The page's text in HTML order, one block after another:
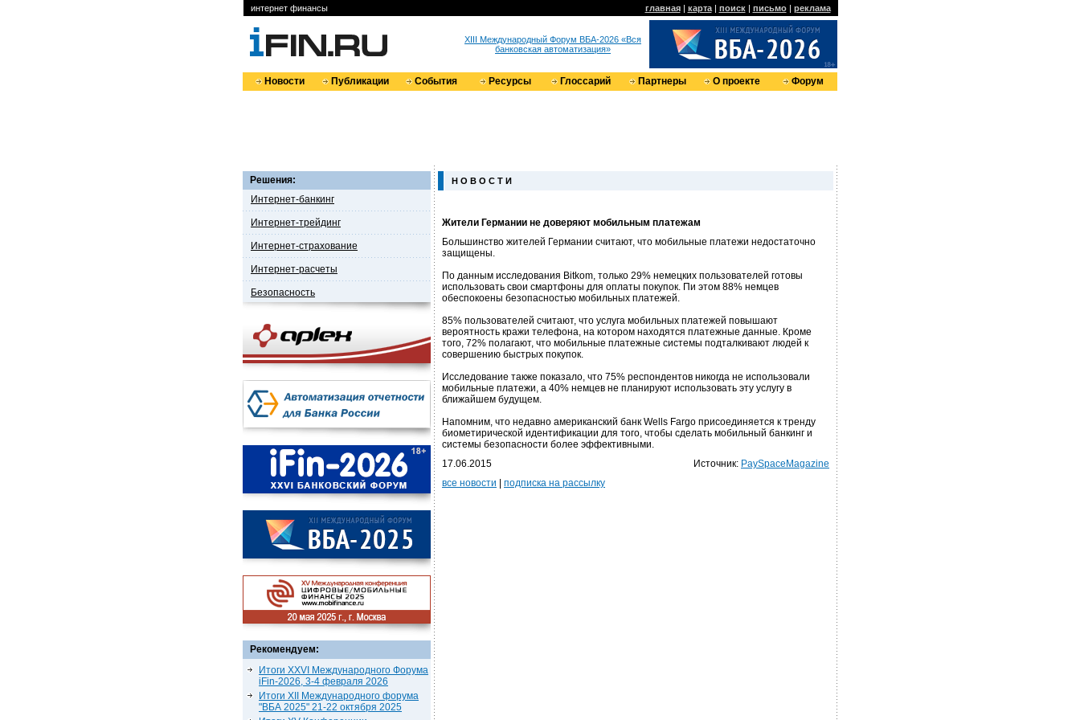
интернет финансы главная| карта| поиск| письмо| реклама
XIII Международный Форум ВБА-2026 «Вся
банковская автоматизация»
Новости Публикации События Ресурсы Глоссарий Партнеры О проекте Форум
Решения:
Интернет-банкинг
Интернет-трейдинг
Интернет-страхование
Интернет-расчеты
Безопасность
Рекомендуем:
Итоги XXVI Международного Форума
iFin-2026, 3-4 февраля 2026
Итоги XII Международного форума
"ВБА 2025" 21-22 октября 2025
Н О В О С Т И
Жители Германии не доверяют мобильным платежам
Большинство жителей Германии считают, что мобильные платежи недостаточно
защищены.
По данным исследования Bitkom, только 29% немецких пользователей готовы
использовать свои смартфоны для оплаты покупок. Пи этом 88% немцев
обеспокоены безопасностью мобильных платежей.
85% пользователей считают, что услуга мобильных платежей повышают
вероятность кражи телефона, на котором находятся платежные данные. Кроме
того, 72% полагают, что мобильные платежные системы подталкивают людей к
совершению быстрых покупок.
Исследование также показало, что 75% респондентов никогда не использовали
мобильные платежи, а 40% немцев не планируют использовать эту услугу в
ближайшем будущем.
Напомним, что недавно американский банк Wells Fargo присоединяется к тренду
биометирической идентификации для того, чтобы сделать мобильный банкинг и
системы безопасности более эффективными.
17.06.2015
Источник: PaySpaceMagazine
все новости
подписка на рассылку